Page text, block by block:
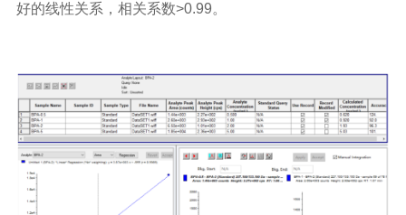
好的线性关系，相关系数>0.99。